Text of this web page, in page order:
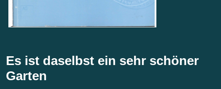
Es ist daselbst ein sehr schöner
Garten